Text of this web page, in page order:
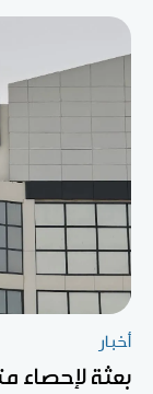
أخبار
بعثة لإحصاء